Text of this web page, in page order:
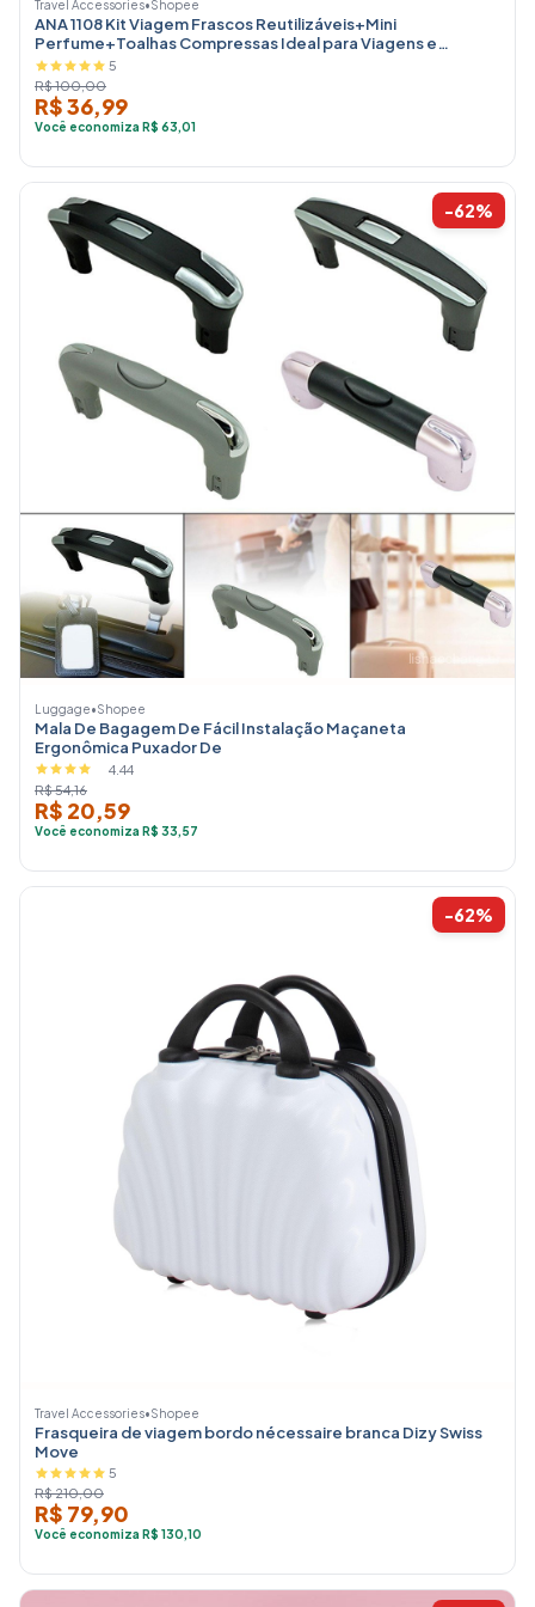
Travel Accessories•Shopee
ANA 1108 Kit Viagem Frascos Reutilizáveis+Mini
Perfume+Toalhas Compressas Ideal para Viagens e
Academia5
R$ 100,00
R$ 36,99
Você economiza R$ 63,01
-62%
Luggage•Shopee
Mala De Bagagem De Fácil Instalação Maçaneta
Ergonômica Puxador De
4.44
R$ 54,16
R$ 20,59
Você economiza R$ 33,57
-62%
Travel Accessories•Shopee
Frasqueira de viagem bordo nécessaire branca Dizy Swiss
Move
5
R$ 210,00
R$ 79,90
Você economiza R$ 130,10